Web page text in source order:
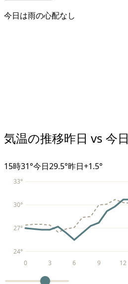
今日は雨の心配なし
気温の推移昨日 vs 今日
15時31°今日29.5°昨日+1.5°
24°
27°
30°
33°
0 3 6 9 12